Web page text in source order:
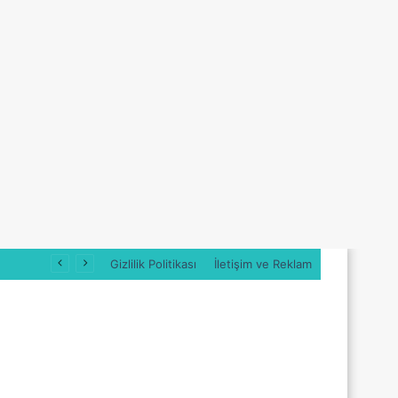
Gizlilik Politikası İletişim ve Reklam